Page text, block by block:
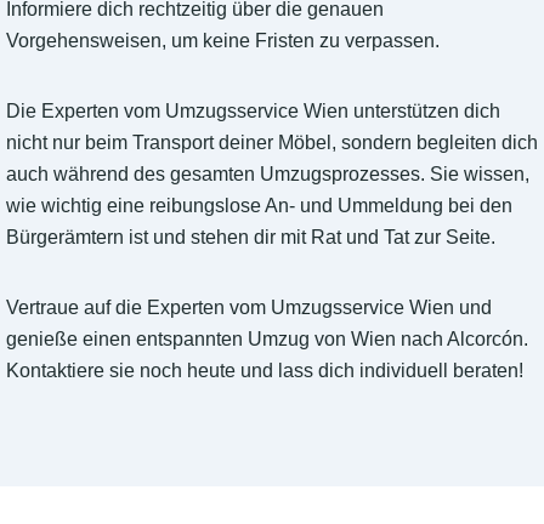
Informiere dich rechtzeitig über die genauen
Vorgehensweisen, um keine Fristen zu verpassen.
Die Experten vom Umzugsservice Wien unterstützen dich
nicht nur beim Transport deiner Möbel, sondern begleiten dich
auch während des gesamten Umzugsprozesses. Sie wissen,
wie wichtig eine reibungslose An- und Ummeldung bei den
Bürgerämtern ist und stehen dir mit Rat und Tat zur Seite.
Vertraue auf die Experten vom Umzugsservice Wien und
genieße einen entspannten Umzug von Wien nach Alcorcón.
Kontaktiere sie noch heute und lass dich individuell beraten!